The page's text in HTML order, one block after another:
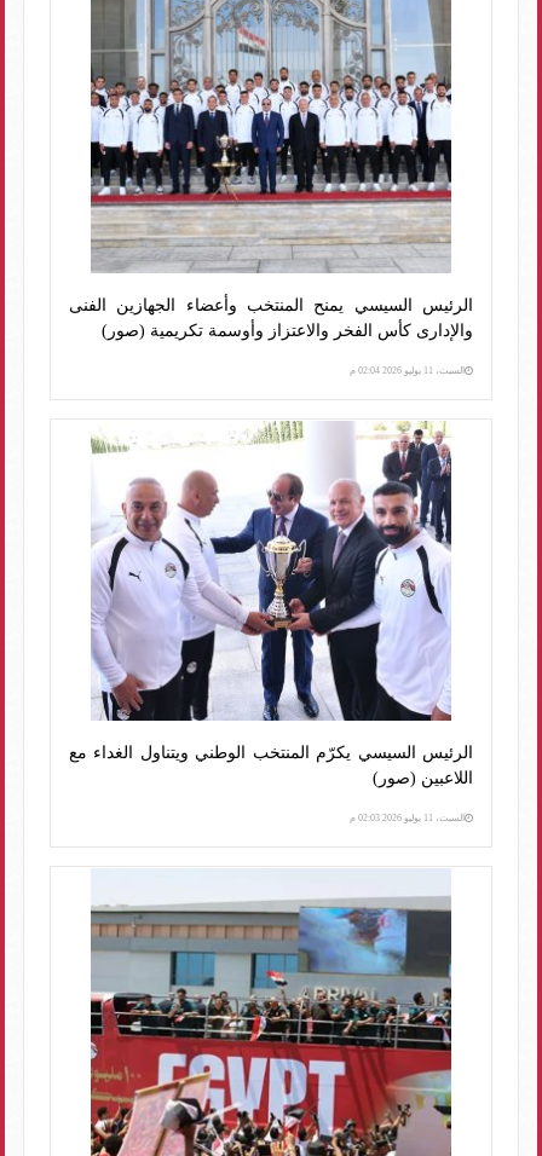
الرئيس السيسي يمنح المنتخب وأعضاء الجهازين الفنى
والإدارى كأس الفخر والاعتزاز وأوسمة تكريمية (صور)
السبت، 11 يوليو 2026 02:04 م
الرئيس السيسي يكرّم المنتخب الوطني ويتناول الغداء مع
اللاعبين (صور)
السبت، 11 يوليو 2026 02:03 م